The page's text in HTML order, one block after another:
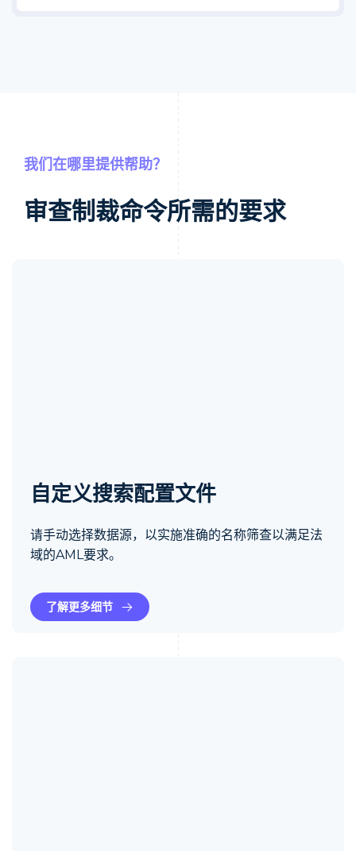
我们在哪里提供帮助？
审查制裁命令所需的要求
自定义搜索配置文件
请手动选择数据源，以实施准确的名称筛查以满足法
域的AML要求。
了解更多细节